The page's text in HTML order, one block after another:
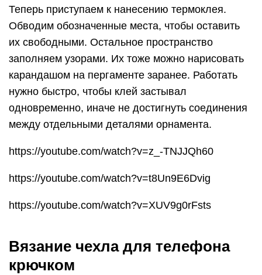
Теперь приступаем к нанесению термоклея.
Обводим обозначенные места, чтобы оставить
их свободными. Остальное пространство
заполняем узорами. Их тоже можно нарисовать
карандашом на пергаменте заранее. Работать
нужно быстро, чтобы клей застывал
одновременно, иначе не достигнуть соединения
между отдельными деталями орнамента.
https://youtube.com/watch?v=z_-TNJJQh60
https://youtube.com/watch?v=t8Un9E6Dvig
https://youtube.com/watch?v=XUV9g0rFsts
Вязание чехла для телефона
крючком